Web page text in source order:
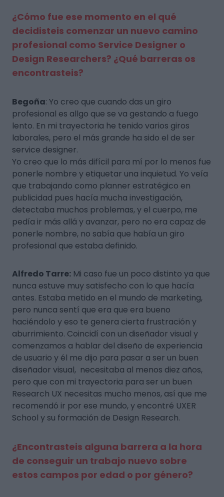
¿Cómo fue ese momento en el qué
decidisteis comenzar un nuevo camino
profesional como Service Designer o
Design Researchers? ¿Qué barreras os
encontrasteis?
Begoña: Yo creo que cuando das un giro
profesional es allgo que se va gestando a fuego
lento. En mi trayectoria he tenido varios giros
laborales, pero el más grande ha sido el de ser
service designer.
Yo creo que lo más difícil para mí por lo menos fue
ponerle nombre y etiquetar una inquietud. Yo veía
que trabajando como planner estratégico en
publicidad pues hacía mucha investigación,
detectaba muchos problemas, y el cuerpo, me
pedía ir más allá y avanzar, pero no era capaz de
ponerle nombre, no sabía que había un giro
profesional que estaba definido.
Alfredo Tarre: Mi caso fue un poco distinto ya que
nunca estuve muy satisfecho con lo que hacía
antes. Estaba metido en el mundo de marketing,
pero nunca sentí que era que era bueno
haciéndolo y eso te genera cierta frustración y
aburrimiento. Coincidí con un diseñador visual y
comenzamos a hablar del diseño de experiencia
de usuario y él me dijo para pasar a ser un buen
diseñador visual, necesitaba al menos diez años,
pero que con mi trayectoria para ser un buen
Research UX necesitas mucho menos, así que me
recomendó ir por ese mundo, y encontré UXER
School y su formación de Design Research.
¿Encontrasteis alguna barrera a la hora
de conseguir un trabajo nuevo sobre
estos campos por edad o por género?